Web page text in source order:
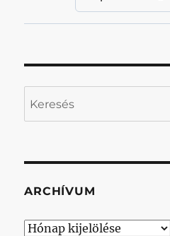
ARCHÍVUM
Archívum